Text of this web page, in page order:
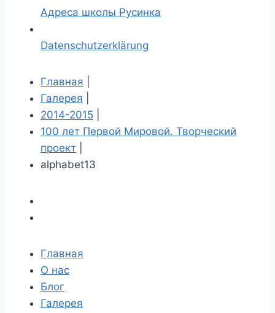
Адреса школы Русинка
Datenschutzerklärung
Главная
Галерея
2014-2015
100 лет Первой Мировой. Творческий
проект
alphabet13
Главная
О нас
Блог
Галерея